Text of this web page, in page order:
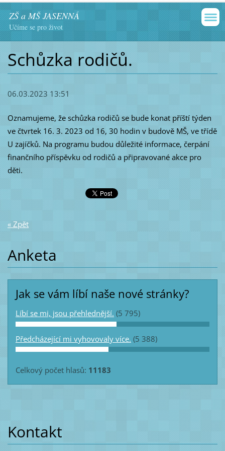
ZŠ a MŠ JASENNÁ
Učíme se pro život
Schůzka rodičů.
06.03.2023 13:51
Oznamujeme, že schůzka rodičů se bude konat příští týden
ve čtvrtek 16. 3. 2023 od 16, 30 hodin v budově MŠ, ve třídě
U zajíčků. Na programu budou důležité informace, čerpání
finančního příspěvku od rodičů a připravované akce pro
děti.
« Zpět
Anketa
Jak se vám líbí naše nové stránky?
Líbí se mi, jsou přehlednější. (5 795)
Předcházející mi vyhovovaly více. (5 388)
Celkový počet hlasů: 11183
Kontakt